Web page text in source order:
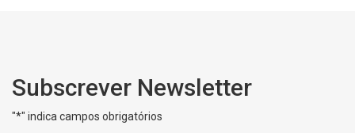
Subscrever Newsletter
"*" indica campos obrigatórios